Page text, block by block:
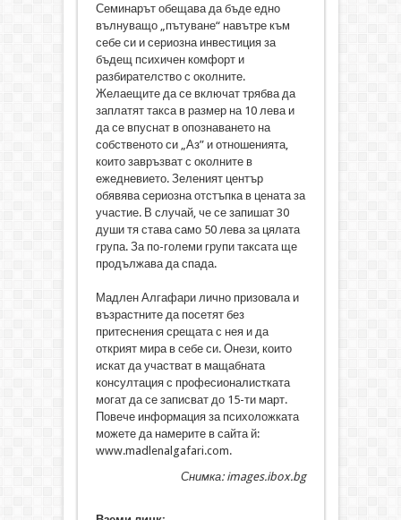
Семинарът обещава да бъде едно
вълнуващо „пътуване“ навътре към
себе си и сериозна инвестиция за
бъдещ психичен комфорт и
разбирателство с околните.
Желаещите да се включат трябва да
заплатят такса в размер на 10 лева и
да се впуснат в опознаването на
собственото си „Аз” и отношенията,
които завръзват с околните в
ежедневието. Зеленият център
обявява сериозна отстъпка в цената за
участие. В случай, че се запишат 30
души тя става само 50 лева за цялата
група. За по-големи групи таксата ще
продължава да спада.
Мадлен Алгафари лично призовала и
възрастните да посетят без
притеснения срещата с нея и да
открият мира в себе си. Онези, които
искат да участват в мащабната
консултация с професионалистката
могат да се записват до 15-ти март.
Повече информация за психоложката
можете да намерите в сайта й:
www.madlenalgafari.com.
Снимка: images.ibox.bg